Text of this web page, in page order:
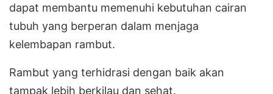
dapat membantu memenuhi kebutuhan cairan
tubuh yang berperan dalam menjaga
kelembapan rambut.
Rambut yang terhidrasi dengan baik akan
tampak lebih berkilau dan sehat.